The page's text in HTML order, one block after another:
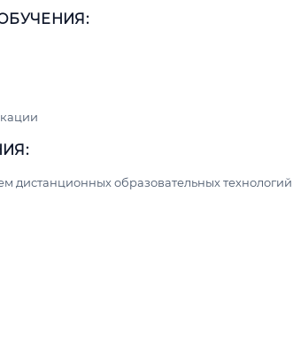
дистанционных образовательных технологий